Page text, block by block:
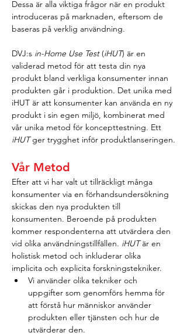
Dessa är alla viktiga frågor när en produkt
introduceras på marknaden, eftersom de
baseras på verklig användning.
DVJ:s in-Home Use Test (iHUT) är en
validerad metod för att testa din nya
produkt bland verkliga konsumenter innan
produkten går i produktion. Det unika med
iHUT är att konsumenter kan använda en ny
produkt i sin egen miljö, kombinerat med
vår unika metod för koncepttestning. Ett
iHUT ger trygghet inför produktlanseringen.
Vår Metod
Efter att vi har valt ut tillräckligt många
konsumenter via en förhandsundersökning
skickas den nya produkten till
konsumenten. Beroende på produkten
kommer respondenterna att utvärdera den
vid olika användningstillfällen. iHUT är en
holistisk metod och inkluderar olika
implicita och explicita forskningstekniker.
Vi använder olika tekniker och
uppgifter som genomförs hemma för
att förstå hur människor använder
produkten eller tjänsten och hur de
utvärderar den.